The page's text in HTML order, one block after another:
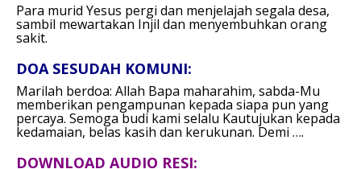
Para murid Yesus pergi dan menjelajah segala desa,
sambil mewartakan Injil dan menyembuhkan orang
sakit.
DOA SESUDAH KOMUNI:
Marilah berdoa: Allah Bapa maharahim, sabda-Mu
memberikan pengampunan kepada siapa pun yang
percaya. Semoga budi kami selalu Kautujukan kepada
kedamaian, belas kasih dan kerukunan. Demi ….
DOWNLOAD AUDIO RESI: